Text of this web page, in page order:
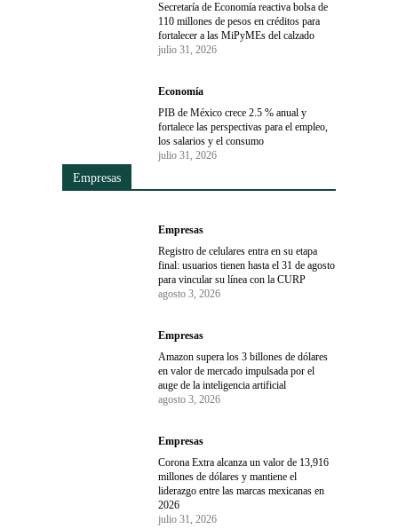
Secretaría de Economía reactiva bolsa de
110 millones de pesos en créditos para
fortalecer a las MiPyMEs del calzado
julio 31, 2026
Economía
PIB de México crece 2.5 % anual y
fortalece las perspectivas para el empleo,
los salarios y el consumo
julio 31, 2026
Empresas
Empresas
Registro de celulares entra en su etapa
final: usuarios tienen hasta el 31 de agosto
para vincular su línea con la CURP
agosto 3, 2026
Empresas
Amazon supera los 3 billones de dólares
en valor de mercado impulsada por el
auge de la inteligencia artificial
agosto 3, 2026
Empresas
Corona Extra alcanza un valor de 13,916
millones de dólares y mantiene el
liderazgo entre las marcas mexicanas en
2026
julio 31, 2026